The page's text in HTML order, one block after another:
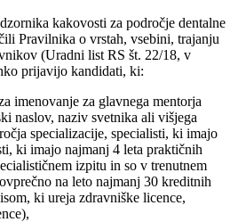
kakovosti za področje dentalne
Pravilnika o vrstah, vsebini, trajanju
(Uradni list RS št. 22/18, v
prijavijo kandidati, ki:
za glavnega mentorja
naslov, naziv svetnika ali višjega
specializacije, specialisti, ki imajo
ki imajo najmanj 4 leta praktičnih
izpitu in so v trenutnem
na leto najmanj 30 kreditnih
ki ureja zdravniške licence,